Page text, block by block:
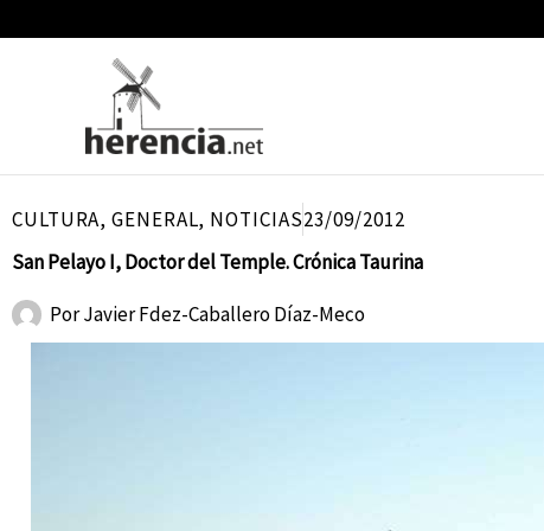
CULTURA,GENERAL, NOTICIAS23/09/2012
San Pelayo I, Doctor del Temple. Crónica Taurina
PorJavier Fdez-Caballero Díaz-Meco